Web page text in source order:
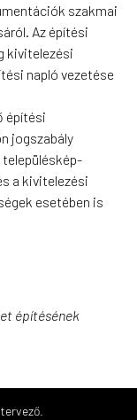
szakmai
Az építési
kivitelezési
napló vezetése
építési
jogszabály
a kivitelezési
esetében is
építésének